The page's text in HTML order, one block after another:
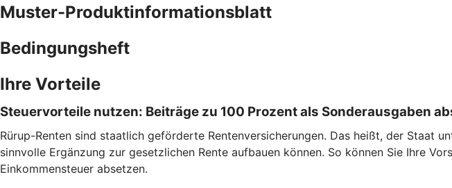
Muster-Produktinformationsblatt
Bedingungsheft
Ihre Vorteile
Steuervorteile nutzen: Beiträge zu 100 Prozent als Sonderausgaben
Rürup-Renten sind staatlich geförderte Rentenversicherungen. Das heißt, der
sinnvolle Ergänzung zur gesetzlichen Rente aufbauen können. So können Sie Ihre
Einkommensteuer absetzen.